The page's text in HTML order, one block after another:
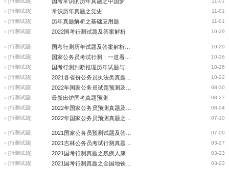
11-01
[行测试题] 常识历年真题之党史
11-01
[行测试题] 历年真题解析之基础应用题
10-29
[行测试题] 2022国考行测试题及答案解析
10-29
[行测试题]
10-26
[行测试题]
10-26
[行测试题]
10-22
[行测试题]
08-30
[行测试题]
08-27
[行测试题] 最新出炉国考真题预测
08-04
[行测试题]
07-10
[行测试题]
07-09
[行测试题]
03-27
[行测试题]
03-23
[行测试题]
03-23
[行测试题]